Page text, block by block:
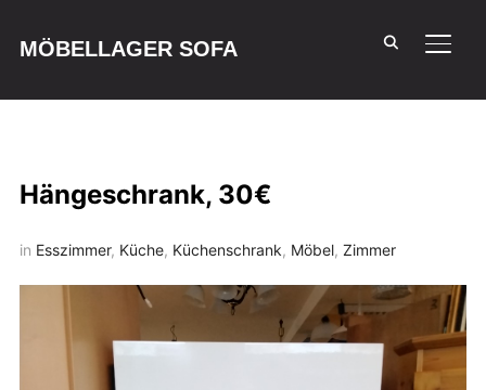
MÖBELLAGER SOFA
Hängeschrank, 30€
in Esszimmer, Küche, Küchenschrank, Möbel, Zimmer